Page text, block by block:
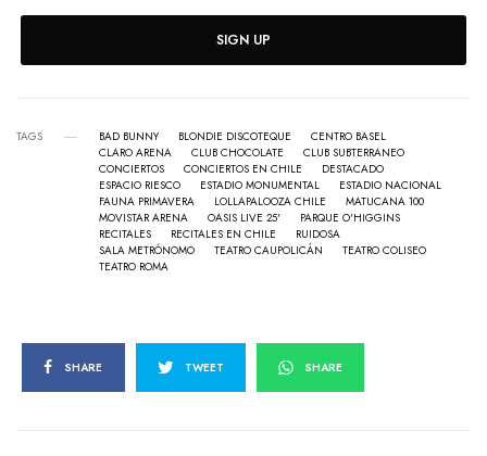
SIGN UP
TAGS BAD BUNNY BLONDIE DISCOTEQUE
CENTRO BASEL
CLARO ARENA
CLUB CHOCOLATE
CLUB SUBTERRANEO
CONCIERTOS
CONCIERTOS EN CHILE
DESTACADO
ESPACIO RIESCO
ESTADIO MONUMENTAL
ESTADIO NACIONAL
FAUNA PRIMAVERA
LOLLAPALOOZA CHILE
MATUCANA 100
MOVISTAR ARENA
OASIS LIVE 25'
PARQUE O'HIGGINS
RECITALES
RECITALES EN CHILE
RUIDOSA
SALA METRÓNOMO
TEATRO CAUPOLICÁN
TEATRO COLISEO
TEATRO ROMA
SHARE TWEET SHARE